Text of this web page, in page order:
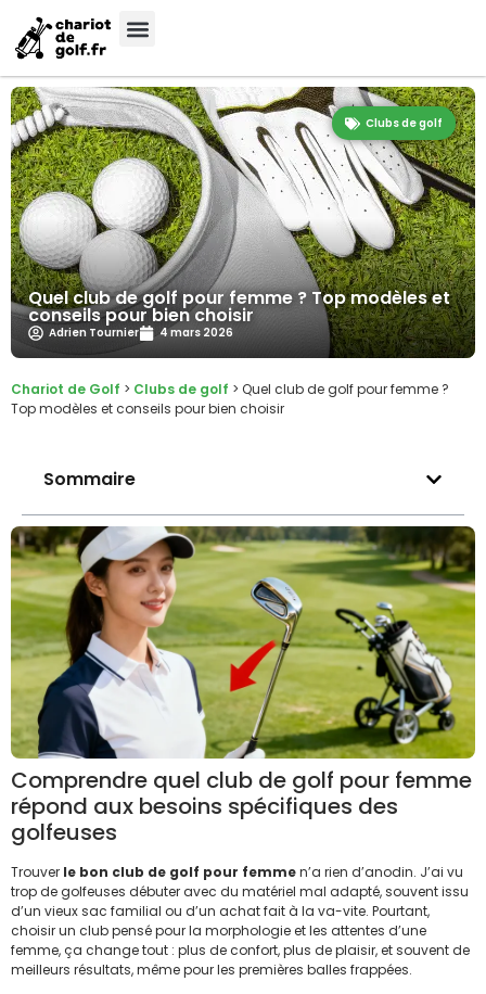
Clubs de golf
Quel club de golf pour femme ? Top modèles et
conseils pour bien choisir
Adrien Tournier 4 mars 2026
Chariot de Golf > Clubs de golf > Quel club de golf pour femme ?
Top modèles et conseils pour bien choisir
Sommaire
Comprendre quel club de golf pour femme
répond aux besoins spécifiques des
golfeuses
Trouver le bon club de golf pour femmen’a rien d’anodin. J’ai vu
trop de golfeuses débuter avec du matériel mal adapté, souvent issu
d’un vieux sac familial ou d’un achat fait à la va-vite. Pourtant,
choisir un club pensé pour la morphologie et les attentes d’une
femme, ça change tout : plus de confort, plus de plaisir, et souvent de
meilleurs résultats, même pour les premières balles frappées.